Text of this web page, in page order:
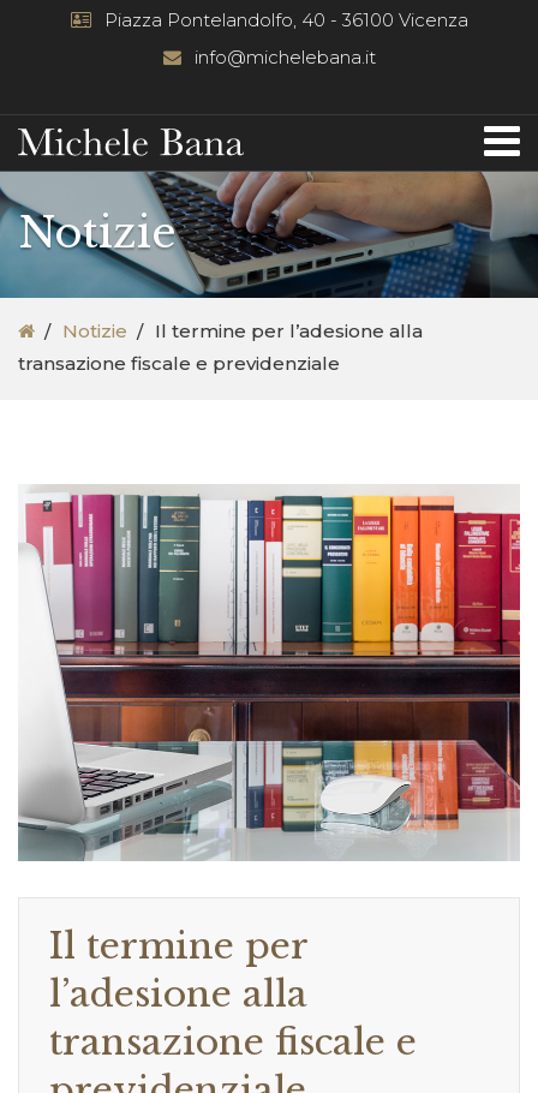
Piazza Pontelandolfo, 40 - 36100 Vicenza
info@michelebana.it
Notizie
Notizie
Il termine per l’adesione alla
transazione fiscale e previdenziale
Il termine per
l’adesione alla
transazione fiscale e